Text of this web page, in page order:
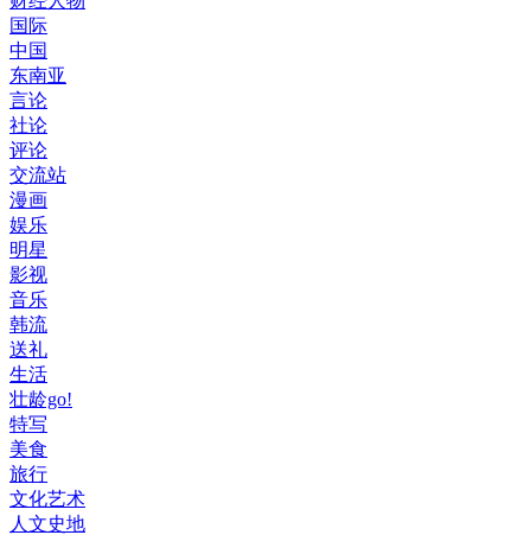
国际
中国
东南亚
言论
社论
评论
交流站
漫画
娱乐
明星
影视
音乐
韩流
送礼
生活
壮龄go!
特写
美食
旅行
文化艺术
人文史地